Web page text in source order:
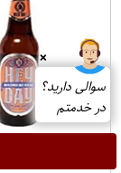
❌
سوالی دارید؟
در خدمتم